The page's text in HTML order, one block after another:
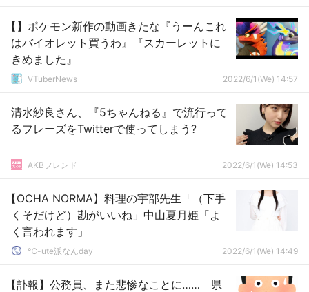
【】ポケモン新作の動画きたな『うーんこれ
はバイオレット買うわ』『スカーレットに
きめました』
VTuberNews 2022/6/1(We) 14:57
清水紗良さん、『5ちゃんねる』で流行って
るフレーズをTwitterで使ってしまう?
AKBフレンド 2022/6/1(We) 14:53
【OCHA NORMA】料理の宇部先生「（下手
くそだけど）勘がいいね」中山夏月姫「よ
く言われます」
℃-ute派なんday 2022/6/1(We) 14:49
【訃報】公務員、また悲惨なことに…… 県